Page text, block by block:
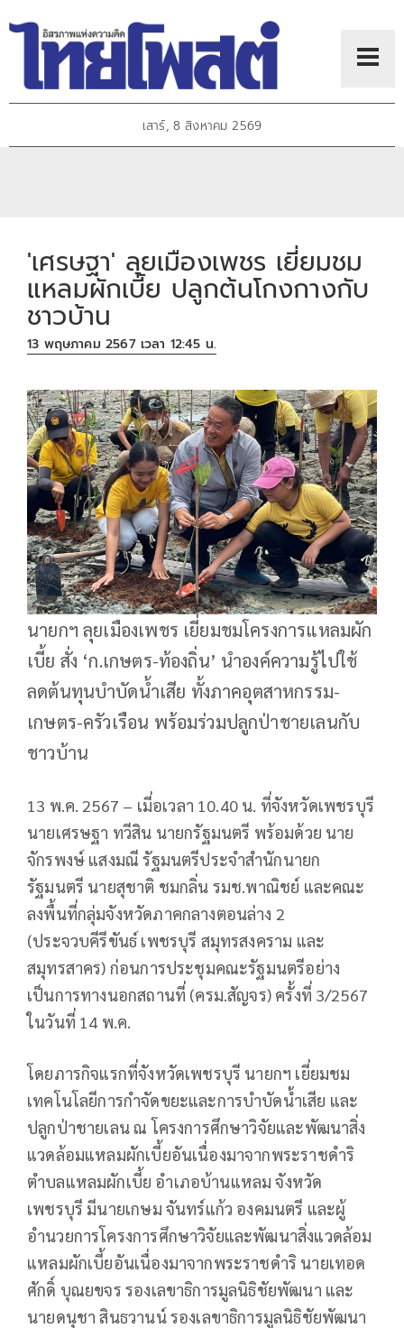
เสาร์, 8 สิงหาคม 2569
'เศรษฐา' ลุยเมืองเพชร เยี่ยมชม
แหลมผักเบี้ย ปลูกต้นโกงกางกับ
ชาวบ้าน
13 พฤษภาคม 2567 เวลา 12:45 น.
นายก​ฯ​ ลุยเมืองเพชร เยี่ยมชมโครงการแหลมผัก
เบี้ย สั่ง ‘ก.เกษตร-ท้องถิ่น’ นำองค์ความรู้ไปใช้
ลดต้นทุนบำบัดน้ำเสีย ทั้งภาคอุตสาหกรรม-
เกษตร-ครัวเรือน พร้อมร่วมปลูกป่าชายเลนกับ
ชาวบ้าน
13 พ.ค. 2567 – เมี่อเวลา 10.40 น. ที่จังหวัดเพชรบุรี
นายเศรษฐา ทวีสิน นายกรัฐมนตรี พร้อมด้วย นาย
จักรพงษ์ แสงมณี รัฐมนตรีประจำสำนักนายก
รัฐมนตรี นายสุชาติ ชมกลิ่น รมช.พาณิชย์ และคณะ
ลงพื้นที่กลุ่มจังหวัดภาคกลางตอนล่าง 2
(ประจวบคีรีขันธ์ เพชรบุรี สมุทรสงคราม และ
สมุทรสาคร) ก่อนการประชุมคณะรัฐมนตรีอย่าง
เป็นการทางนอกสถานที่ (ครม.สัญจร) ครั้งที่ 3/2567
ในวันที่ 14 พ.ค.
โดยภารกิจแรกที่จังหวัดเพชรบุรี นายกฯ เยี่ยมชม
เทคโนโลยีการกำจัดขยะและการบำบัดน้ำเสีย และ
ปลูกป่าชายเลน ณ โครงการศึกษาวิจัยและพัฒนาสิ่ง
แวดล้อมแหลมผักเบี้ยอันเนื่องมาจากพระราชดำริ
ตำบลแหลมผักเบี้ย อำเภอบ้านแหลม จังหวัด
เพชรบุรี มีนายเกษม จันทร์แก้ว องคมนตรี และผู้
อำนวยการโครงการศึกษาวิจัยและพัฒนาสิ่งแวดล้อม
แหลมผักเบี้ยอันเนื่องมาจากพระราชดำริ นายเทอด
ศักดิ์ บุณยขจร รองเลขาธิการมูลนิธิชัยพัฒนา และ
นายดนุชา สินธวานน์ รองเลขาธิการมูลนิธิชัยพัฒนา